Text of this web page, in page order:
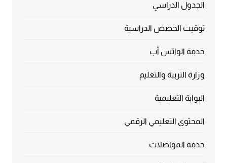
الجدول الدراسي
توقيت الحصص الدراسية
خدمة الواتس أب
وزارة التربية والتعليم
البوابة التعليمية
المحتوى التعليمي الرقمي
خدمة المواصلات